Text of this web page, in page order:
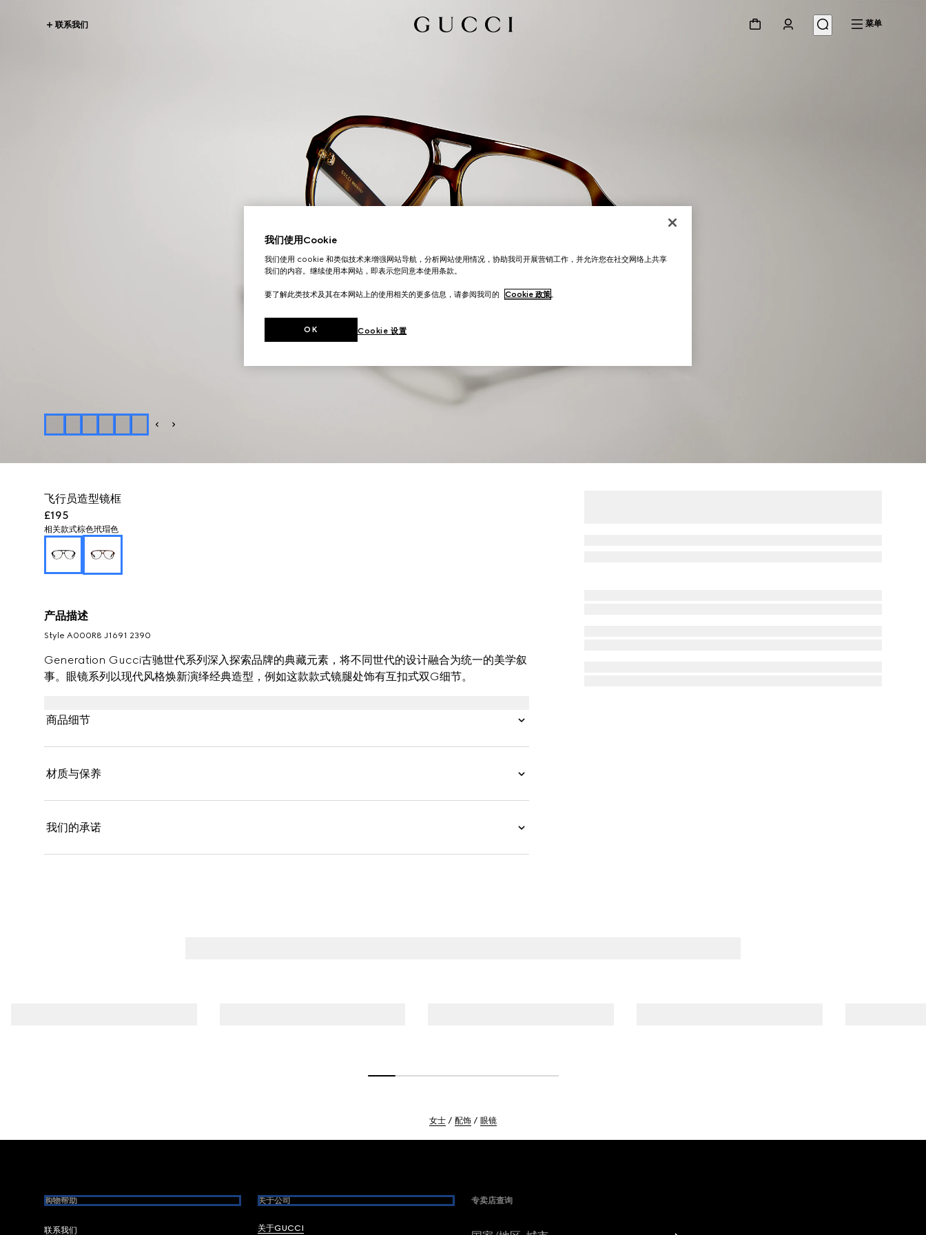
联系我们 菜单
飞行员造型镜框
£195
相关款式棕色玳瑁色
产品描述
Style ‎A000R8 J1691 2390
Generation Gucci古驰世代系列深入探索品牌的典藏元素，将不同世代的设计融合为统一的美学叙
事。眼镜系列以现代风格焕新演绎经典造型，例如这款款式镜腿处饰有互扣式双G细节。
商品细节
材质与保养
我们的承诺
女士 配饰 眼镜
购物帮助
联系我们
关于公司
关于GUCCI
专卖店查询
我们使用Cookie
我们使用 cookie 和类似技术来增强网站导航，分析网站使用情况，协助我司开展营销工作，并允许您在社交网络上共享
我们的内容。继续使用本网站，即表示您同意本使用条款。
要了解此类技术及其在本网站上的使用相关的更多信息，请参阅我司的 Cookie 政策。
Cookie 设置
OK